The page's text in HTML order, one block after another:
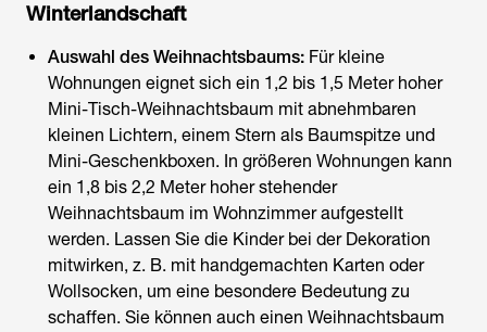
Winterlandschaft
Auswahl des Weihnachtsbaums: Für kleine
Wohnungen eignet sich ein 1,2 bis 1,5 Meter hoher
Mini-Tisch-Weihnachtsbaum mit abnehmbaren
kleinen Lichtern, einem Stern als Baumspitze und
Mini-Geschenkboxen. In größeren Wohnungen kann
ein 1,8 bis 2,2 Meter hoher stehender
Weihnachtsbaum im Wohnzimmer aufgestellt
werden. Lassen Sie die Kinder bei der Dekoration
mitwirken, z. B. mit handgemachten Karten oder
Wollsocken, um eine besondere Bedeutung zu
schaffen. Sie können auch einen Weihnachtsbaum